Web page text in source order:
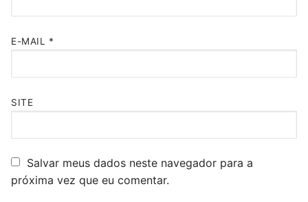
E-MAIL *
SITE
Salvar meus dados neste navegador para a
próxima vez que eu comentar.